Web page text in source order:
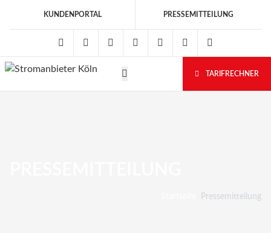
KUNDENPORTAL PRESSEMITTEILUNG
TARIFRECHNER
Pressemitteilung